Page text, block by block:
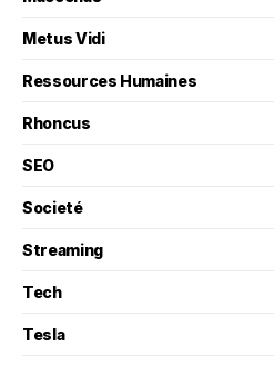
Metus Vidi
Ressources Humaines
Rhoncus
SEO
Societé
Streaming
Tech
Tesla